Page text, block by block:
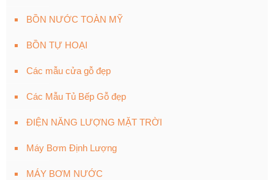
BỒN NƯỚC TOÀN MỸ
BỒN TỰ HOẠI
Các mẫu cửa gỗ đẹp
Các Mẫu Tủ Bếp Gỗ đẹp
ĐIỆN NĂNG LƯỢNG MẶT TRỜI
Máy Bơm Định Lượng
MÁY BƠM NƯỚC